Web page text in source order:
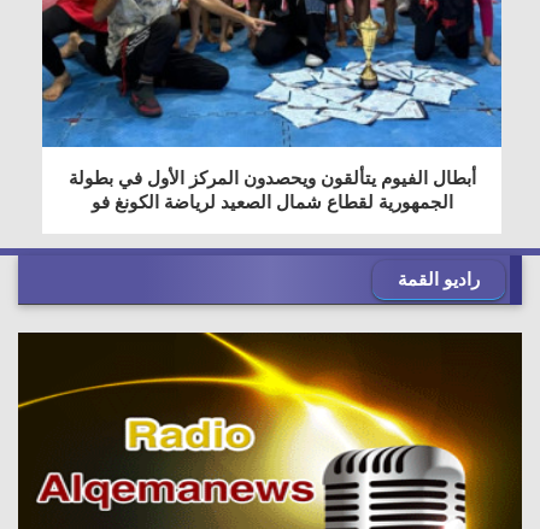
أبطال الفيوم يتألقون ويحصدون المركز الأول في بطولة
الجمهورية لقطاع شمال الصعيد لرياضة الكونغ فو
راديو القمة